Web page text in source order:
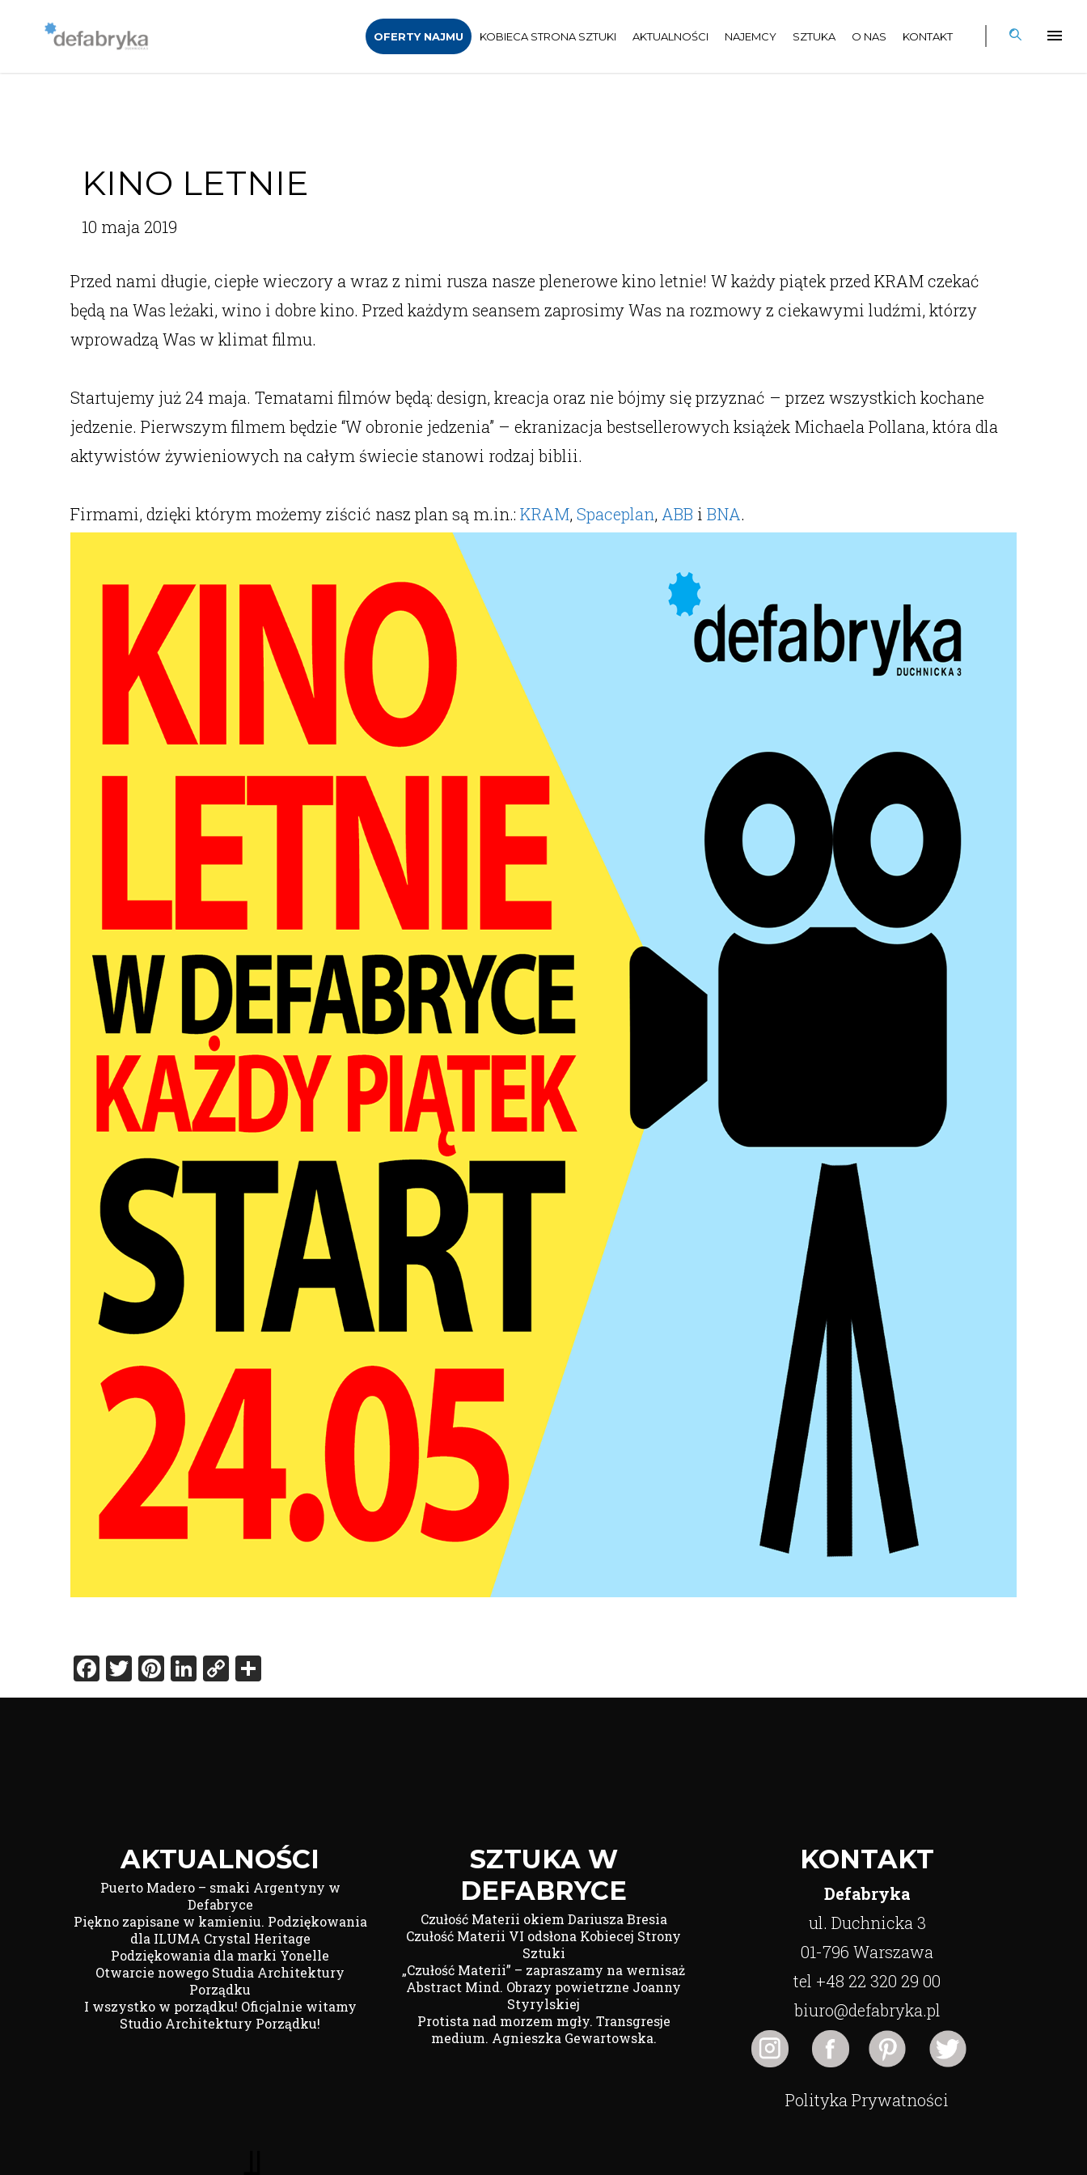
OFERTY NAJMU KOBIECA STRONA SZTUKI AKTUALNOŚCI NAJEMCY SZTUKA O NAS KONTAKT
KINO LETNIE
10 maja 2019
Przed nami długie, ciepłe wieczory a wraz z nimi rusza nasze plenerowe kino letnie! W każdy piątek przed KRAM czekać
będą na Was leżaki, wino i dobre kino. Przed każdym seansem zaprosimy Was na rozmowy z ciekawymi ludźmi, którzy
wprowadzą Was w klimat filmu.
Startujemy już 24 maja. Tematami filmów będą: design, kreacja oraz nie bójmy się przyznać – przez wszystkich kochane
jedzenie. Pierwszym filmem będzie “W obronie jedzenia” – ekranizacja bestsellerowych książek Michaela Pollana, która dla
aktywistów żywieniowych na całym świecie stanowi rodzaj biblii.
Firmami, dzięki którym możemy ziścić nasz plan są m.in.: KRAM, Spaceplan, ABB i BNA.
Facebook
Twitter
Pinterest
LinkedIn
Copy
Link
AKTUALNOŚCI
Puerto Madero – smaki Argentyny w
Defabryce
Piękno zapisane w kamieniu. Podziękowania
dla ILUMA Crystal Heritage
Podziękowania dla marki Yonelle
Otwarcie nowego Studia Architektury
Porządku
I wszystko w porządku! Oficjalnie witamy
Studio Architektury Porządku!
SZTUKA W
DEFABRYCE
Czułość Materii okiem Dariusza Bresia
Czułość Materii VI odsłona Kobiecej Strony
Sztuki
„Czułość Materii” – zapraszamy na wernisaż
Abstract Mind. Obrazy powietrzne Joanny
Styrylskiej
Protista nad morzem mgły. Transgresje
medium. Agnieszka Gewartowska.
KONTAKT
Defabryka
ul. Duchnicka 3
01-796 Warszawa
tel +48 22 320 29 00
biuro@defabryka.pl
Polityka Prywatności